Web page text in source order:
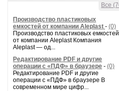
Все
Производство пластиковых
емкостей от компании Aleplast - (0)
Производство пластиковых емкостей
от компании Aleplast Компания
Aleplast — од...
Редактирование PDF и другие
операции с «ПДФ» в браузере - (0)
Редактирование PDF и другие
операции с «ПДФ» в браузере В
современном мире цифр...